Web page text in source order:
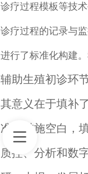
诊疗过程模板等技
诊疗过程的记录与
进行了标准化构建
辅助生殖初诊环
其意义在于填补
准化措施空白，
质控、分析和数